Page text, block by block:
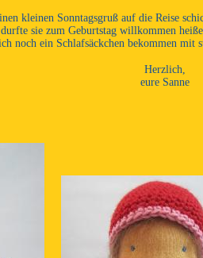
kleinen Sonntagsgruß auf die Reise
sie zum Geburtstag willkommen
noch ein Schlafsäckchen bekommen mit
Herzlich,
eure Sanne